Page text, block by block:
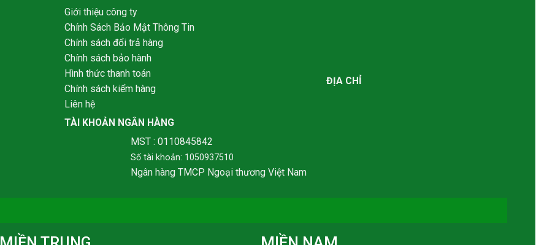
Giới thiệu công ty
Chính Sách Bảo Mật Thông Tin
Chính sách đổi trả hàng
Chính sách bảo hành
Hình thức thanh toán
Chính sách kiểm hàng
Liên hệ
TÀI KHOẢN NGÂN HÀNG
MST : 0110845842
Số tài khoản: 1050937510
Ngân hàng TMCP Ngoại thương Việt Nam
ĐỊA CHỈ